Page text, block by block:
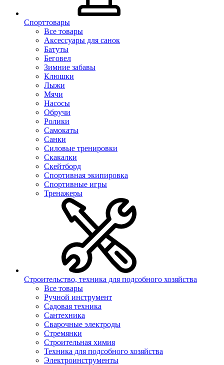
Спорттовары
Все товары
Аксессуары для санок
Батуты
Беговел
Зимние забавы
Клюшки
Лыжи
Мячи
Насосы
Обручи
Ролики
Самокаты
Санки
Силовые тренировки
Скакалки
Скейтборд
Спортивная экипировка
Спортивные игры
Тренажеры
Строительство, техника для подсобного хозяйства
Все товары
Ручной инструмент
Садовая техника
Сантехника
Сварочные электроды
Стремянки
Строительная химия
Техника для подсобного хозяйства
Электроинструменты